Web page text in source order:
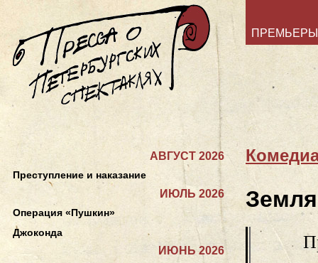
ПРЕМЬЕРЫ
АВГУСТ 2026
Преступление и наказание
ИЮЛЬ 2026
Операция «Пушкин»
Джоконда
ИЮНЬ 2026